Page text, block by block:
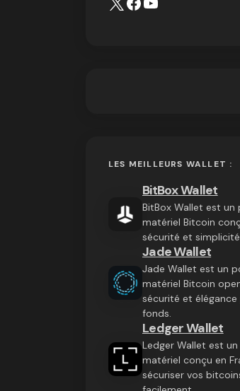
LES MEILLEURS WALLET :
BitBox Wallet
BitBox Wallet est un
matériel Bitcoin
sécurité et
Jade Wallet
Jade Wallet est un
matériel Bitcoin
sécurité et
fonds.
Ledger Wallet
Ledger Wallet est
matériel conçu en
sécuriser vos